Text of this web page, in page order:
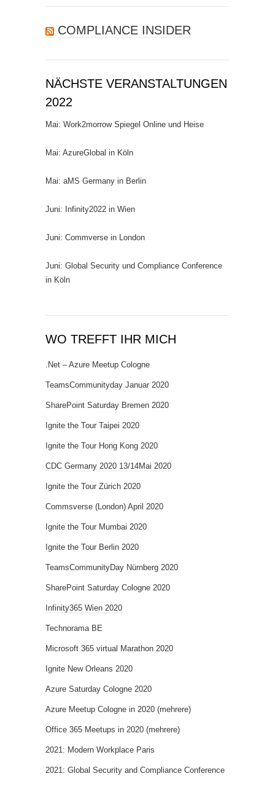
COMPLIANCE INSIDER
NÄCHSTE VERANSTALTUNGEN
2022
Mai: Work2morrow Spiegel Online und Heise
Mai: AzureGlobal in Köln
Mai: aMS Germany in Berlin
Juni: Infinity2022 in Wien
Juni: Commverse in London
Juni: Global Security und Compliance Conference
in Köln
WO TREFFT IHR MICH
.Net – Azure Meetup Cologne
TeamsCommunityday Januar 2020
SharePoint Saturday Bremen 2020
Ignite the Tour Taipei 2020
Ignite the Tour Hong Kong 2020
CDC Germany 2020 13/14Mai 2020
Ignite the Tour Zürich 2020
Commsverse (London) April 2020
Ignite the Tour Mumbai 2020
Ignite the Tour Berlin 2020
TeamsCommunityDay Nürnberg 2020
SharePoint Saturday Cologne 2020
Infinity365 Wien 2020
Technorama BE
Microsoft 365 virtual Marathon 2020
Ignite New Orleans 2020
Azure Saturday Cologne 2020
Azure Meetup Cologne in 2020 (mehrere)
Office 365 Meetups in 2020 (mehrere)
2021: Modern Workplace Paris
2021: Global Security and Compliance Conference